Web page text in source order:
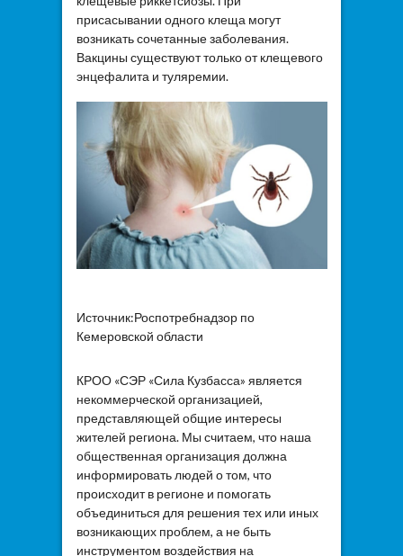
присасывании одного клеща могут
возникать сочетанные заболевания.
Вакцины существуют только от клещевого
энцефалита и туляремии.
Источник:Роспотребнадзор по
Кемеровской области
КРОО «СЭР «Сила Кузбасса» является
некоммерческой организацией,
представляющей общие интересы
жителей региона. Мы считаем, что наша
общественная организация должна
информировать людей о том, что
происходит в регионе и помогать
объединиться для решения тех или иных
возникающих проблем, а не быть
инструментом воздействия на